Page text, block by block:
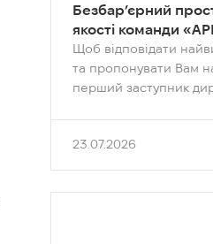
Безбар’єрний
якості команди
Щоб відповідати
та пропонувати Вам
перший заступник
середовища на базі
23.07.2026